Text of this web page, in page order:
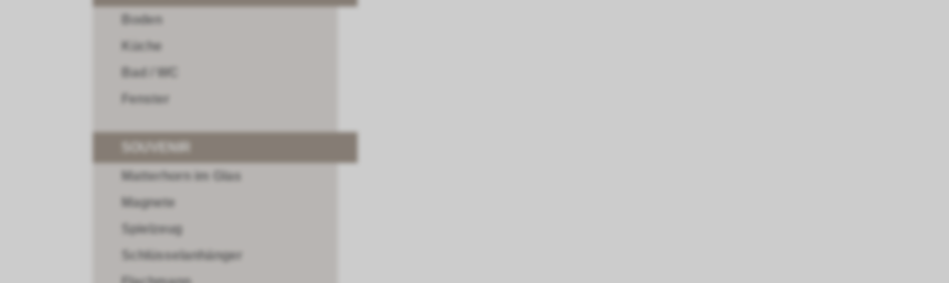
Boden
Küche
Bad / WC
Fenster
Matterhorn im Glas
Magnete
Spielzeug
Schlüsselanhänger